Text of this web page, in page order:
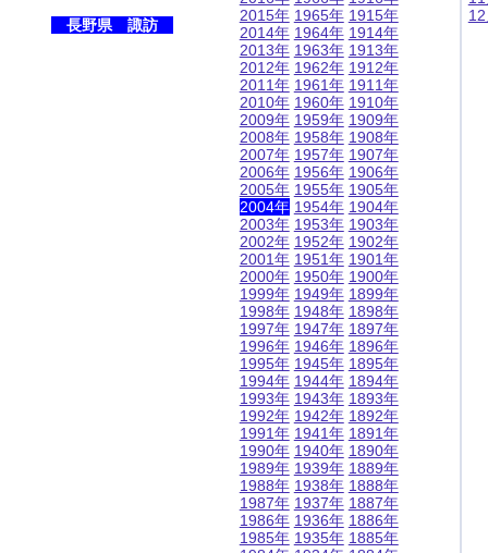
長野県 諏訪
2015年
2014年
2013年
2012年
2011年
2010年
2009年
2008年
2007年
2006年
2005年
2004年
2003年
2002年
2001年
2000年
1999年
1998年
1997年
1996年
1995年
1994年
1993年
1992年
1991年
1990年
1989年
1988年
1987年
1986年
1985年
1965年
1964年
1963年
1962年
1961年
1960年
1959年
1958年
1957年
1956年
1955年
1954年
1953年
1952年
1951年
1950年
1949年
1948年
1947年
1946年
1945年
1944年
1943年
1942年
1941年
1940年
1939年
1938年
1937年
1936年
1935年
1915年
1914年
1913年
1912年
1911年
1910年
1909年
1908年
1907年
1906年
1905年
1904年
1903年
1902年
1901年
1900年
1899年
1898年
1897年
1896年
1895年
1894年
1893年
1892年
1891年
1890年
1889年
1888年
1887年
1886年
1885年